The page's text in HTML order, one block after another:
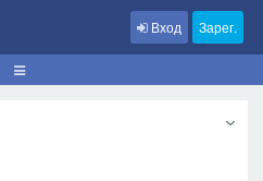
Вход Зарег.